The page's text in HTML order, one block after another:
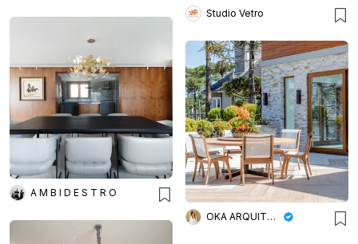
Studio Vetro
A M B I D E S T R O
OKA ARQUITETURA